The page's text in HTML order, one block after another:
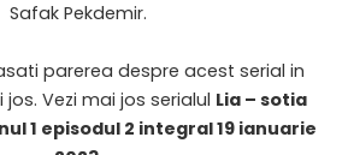
Safak Pekdemir.
parerea despre acest serial in
Vezi mai jos serialul Lia – sotia
1 episodul 2 integral 19 ianuarie